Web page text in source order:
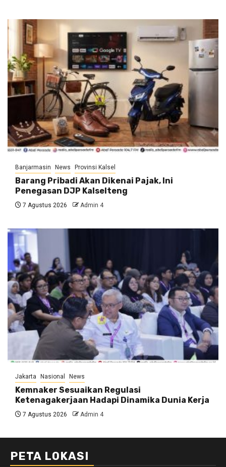
Banjarmasin News Provinsi Kalsel
Barang Pribadi Akan Dikenai Pajak, Ini
Penegasan DJP Kalselteng
7 Agustus 2026 Admin 4
Jakarta Nasional News
Kemnaker Sesuaikan Regulasi
Ketenagakerjaan Hadapi Dinamika Dunia Kerja
7 Agustus 2026 Admin 4
PETA LOKASI